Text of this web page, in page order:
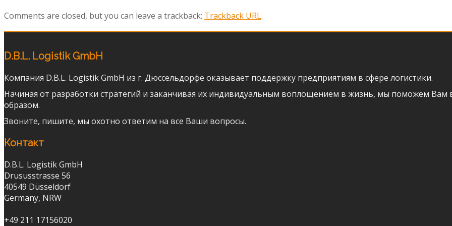
Comments are closed, but you can leave a trackback: Trackback URL.
D.B.L. Logistik GmbH
Компания D.B.L. Logistik GmbH из г. Дюссельдорфе оказывает поддержку предприятиям в сфере логистики.
Начиная от разработки стратегий и заканчивая их индивидуальным воплощением в жизнь, мы поможем
образом.
Звоните, пишите, мы охотно ответим на все Ваши вопросы.
Контакт
D.B.L. Logistik GmbH
Drususstrasse 56
40549 Düsseldorf
Germany, NRW
+49 211 17156020